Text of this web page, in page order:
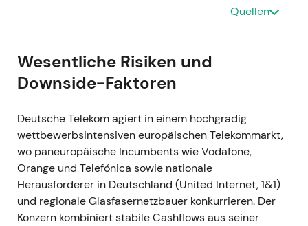
GlasfaserPlus-Gemeinschaftsunternehmens mit
[2]. -Narrativ:Der Glasfaserausbau wurde
zunehmend als risikoreduziert wahrgenommen:
Investoren begrüßten die Einbindung von
ermöglicht, ohne die Bilanz der Telekom übermäßig
zu belasten. -Technisch:Positiver Kurstreiber, der
den Aufwärtstrend vom zweiten Halbjahr 2021 bis in
das frühe Jahr 2022 stützte[2].
### 2022 Jan – Apr (Spektrum, Crown Castle,
Russland-Schock) -Ereignis:T‑Mobile US gewann
Quellen
Wesentliche Risiken und
Downside-Faktoren
Deutsche Telekom agiert in einem hochgradig
wettbewerbsintensiven europäischen Telekommarkt,
wo paneuropäische Incumbents wie Vodafone,
Orange und Telefónica sowie nationale
Herausforderer in Deutschland (United Internet, 1&1)
und regionale Glasfasernetzbauer konkurrieren. Der
Konzern kombiniert stabile Cashflows aus seiner